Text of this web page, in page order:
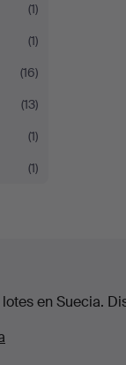
(1)
(1)
(16)
(13)
(1)
(1)
en Suecia.